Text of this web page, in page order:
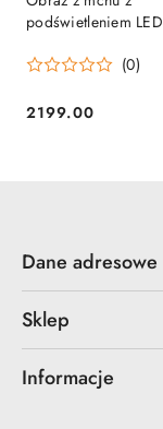
podświetleniem LED
(0)
Cena:
2199.00
Dane adresowe
Sklep
Informacje